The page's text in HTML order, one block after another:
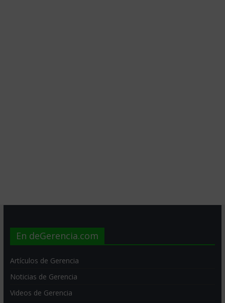
En deGerencia.com
Artículos de Gerencia
Noticias de Gerencia
Videos de Gerencia